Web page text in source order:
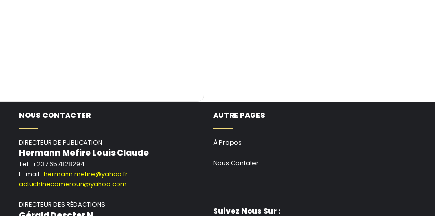
NOUS CONTACTER
DIRECTEUR DE PUBLICATION
Hermann Mefire Louis Claude
Tel : +237 657828294
E-mail : hermann.mefire@yahoo.fr
actuchinecameroun@yahoo.com
DIRECTEUR DES RÉDACTIONS
AUTRE PAGES
À Propos
Nous Contater
Suivez Nous Sur :